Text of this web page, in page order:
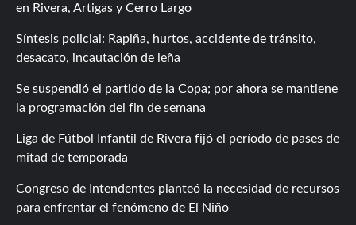
en Rivera, Artigas y Cerro Largo
Síntesis policial: Rapiña, hurtos, accidente de tránsito,
desacato, incautación de leña
Se suspendió el partido de la Copa; por ahora se mantiene
la programación del fin de semana
Liga de Fútbol Infantil de Rivera fijó el período de pases de
mitad de temporada
Congreso de Intendentes planteó la necesidad de recursos
para enfrentar el fenómeno de El Niño